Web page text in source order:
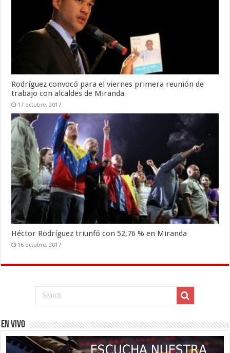
Rodríguez convocó para el viernes primera reunión de
trabajo con alcaldes de Miranda
17 octubre, 2017
Héctor Rodríguez triunfó con 52,76 % en Miranda
16 octubre, 2017
EN VIVO